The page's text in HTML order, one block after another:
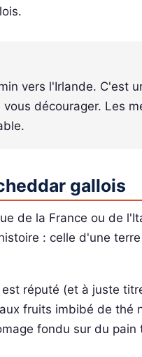
vers l'Irlande. C'est
décourager. Les
gallois
de la France ou de
: celle d'une
réputé (et à juste
fruits imbibé de thé
fondu sur du pain